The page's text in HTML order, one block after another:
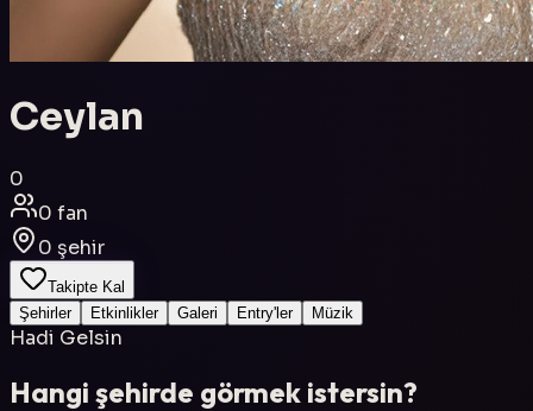
Ceylan
0
0 fan
0 şehir
Takipte Kal
Şehirler
Etkinlikler Galeri Entry'ler Müzik
Hadi Gelsin
Hangi şehirde görmek istersin?